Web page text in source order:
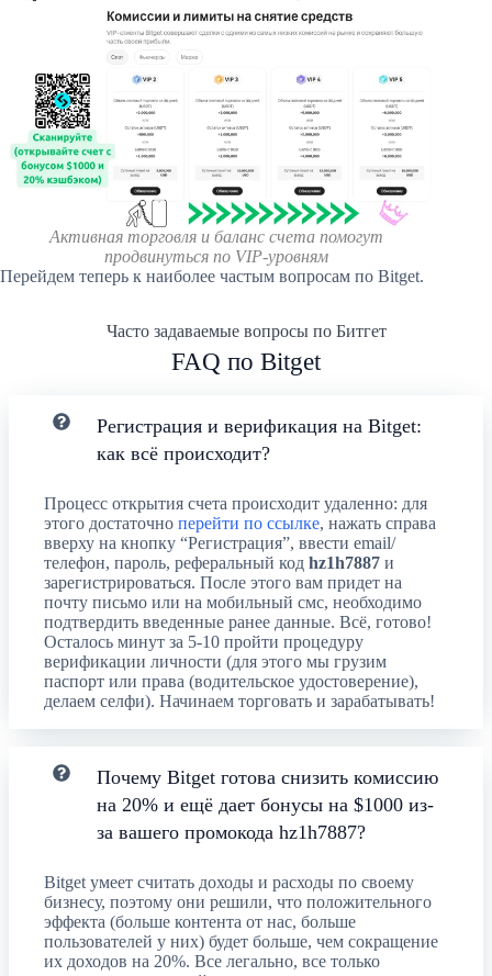
Активная торговля и баланс счета помогут
продвинуться по VIP-уровням
Перейдем теперь к наиболее частым вопросам по Bitget.
Часто задаваемые вопросы по Битгет
FAQ по Bitget
Регистрация и верификация на Bitget:
как всё происходит?
Процесс открытия счета происходит удаленно: для
этого достаточно перейти по ссылке, нажать справа
вверху на кнопку “Регистрация”, ввести email/
телефон, пароль, реферальный код hz1h7887 и
зарегистрироваться. После этого вам придет на
почту письмо или на мобильный смс, необходимо
подтвердить введенные ранее данные. Всё, готово!
Осталось минут за 5-10 пройти процедуру
верификации личности (для этого мы грузим
паспорт или права (водительское удостоверение),
делаем селфи). Начинаем торговать и зарабатывать!
Почему Bitget готова снизить комиссию
на 20% и ещё дает бонусы на $1000 из-
за вашего промокода hz1h7887?
Bitget умеет считать доходы и расходы по своему
бизнесу, поэтому они решили, что положительного
эффекта (больше контента от нас, больше
пользователей у них) будет больше, чем сокращение
их доходов на 20%. Все легально, все только